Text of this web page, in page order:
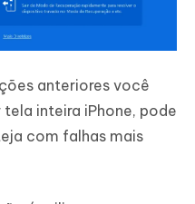
anteriores você
inteira iPhone, pode
com falhas mais